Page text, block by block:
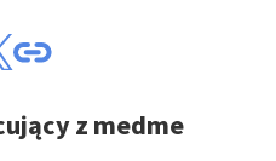
z medme